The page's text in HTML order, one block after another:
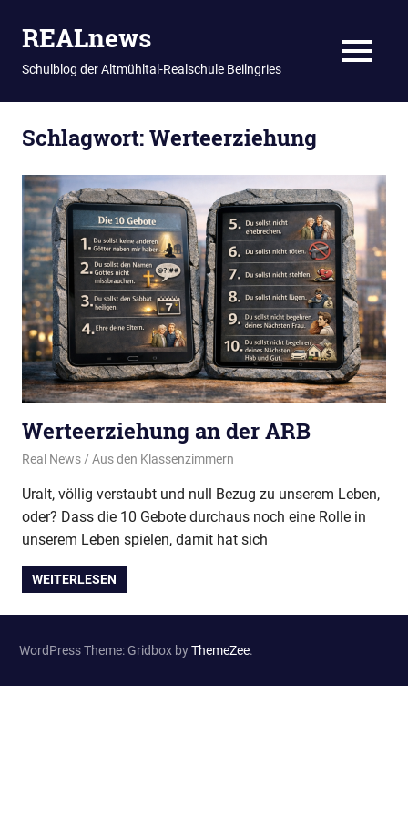
Inhalt
REALnews
Schulblog der Altmühltal-Realschule Beilngries MENU
Schlagwort:Werteerziehung
Werteerziehung an der ARB
9. Februar 2026
Real News Aus den Klassenzimmern
Uralt, völlig verstaubt und null Bezug zu unserem Leben,
oder? Dass die 10 Gebote durchaus noch eine Rolle in
unserem Leben spielen, damit hat sich
WEITERLESEN
WordPress Theme: Gridbox byThemeZee.